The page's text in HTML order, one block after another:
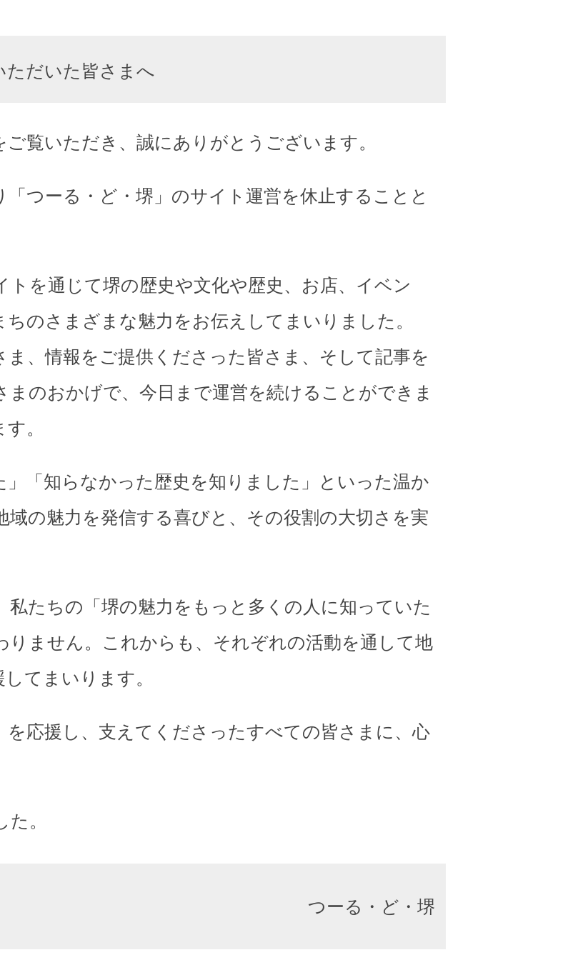
ただいた皆さまへ
覧いただき、誠にありがとうございます。
つーる・ど・堺」のサイト運営を休止することと
トを通じて堺の歴史や文化や歴史、お店、イベン
ちのさまざまな魅力をお伝えしてまいりました。
、情報をご提供くださった皆さま、そして記事を
のおかげで、今日まで運営を続けることができま
。
」「知らなかった歴史を知りました」といった温か
の魅力を発信する喜びと、その役割の大切さを実
たちの「堺の魅力をもっと多くの人に知っていた
りません。これからも、それぞれの活動を通して地
てまいります。
を応援し、支えてくださったすべての皆さまに、心
。
つーる・ど・堺